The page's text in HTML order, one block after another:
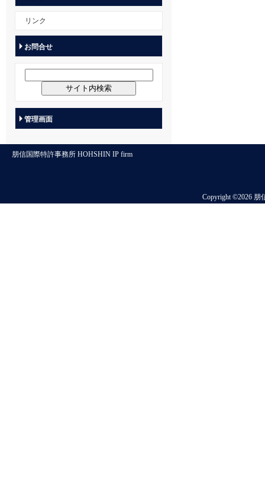
リンク
お問合せ
管理画面
朋信国際特許事務所 HOHSHIN IP firm
Copyright ©2026 朋